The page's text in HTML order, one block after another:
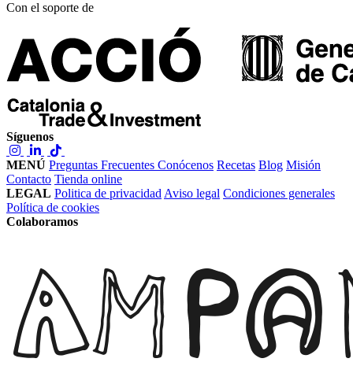
Con el soporte de
Síguenos
MENÚ Preguntas Frecuentes Conócenos Recetas Blog Misión
Contacto Tienda online
LEGAL Politica de privacidad Aviso legal Condiciones generales
Política de cookies
Colaboramos